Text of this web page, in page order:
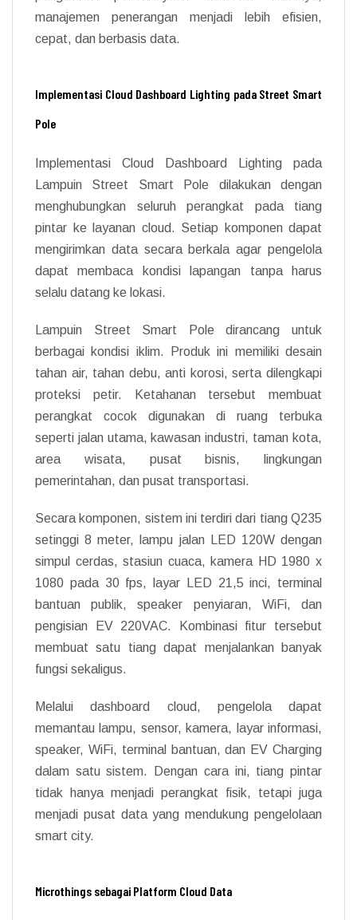
manajemen penerangan menjadi lebih efisien,
cepat, dan berbasis data.
Implementasi Cloud Dashboard Lighting pada Street Smart
Pole
Implementasi Cloud Dashboard Lighting pada
Lampuin Street Smart Pole dilakukan dengan
menghubungkan seluruh perangkat pada tiang
pintar ke layanan cloud. Setiap komponen dapat
mengirimkan data secara berkala agar pengelola
dapat membaca kondisi lapangan tanpa harus
selalu datang ke lokasi.
Lampuin Street Smart Pole dirancang untuk
berbagai kondisi iklim. Produk ini memiliki desain
tahan air, tahan debu, anti korosi, serta dilengkapi
proteksi petir. Ketahanan tersebut membuat
perangkat cocok digunakan di ruang terbuka
seperti jalan utama, kawasan industri, taman kota,
area wisata, pusat bisnis, lingkungan
pemerintahan, dan pusat transportasi.
Secara komponen, sistem ini terdiri dari tiang Q235
setinggi 8 meter, lampu jalan LED 120W dengan
simpul cerdas, stasiun cuaca, kamera HD 1980 x
1080 pada 30 fps, layar LED 21,5 inci, terminal
bantuan publik, speaker penyiaran, WiFi, dan
pengisian EV 220VAC. Kombinasi fitur tersebut
membuat satu tiang dapat menjalankan banyak
fungsi sekaligus.
Melalui dashboard cloud, pengelola dapat
memantau lampu, sensor, kamera, layar informasi,
speaker, WiFi, terminal bantuan, dan EV Charging
dalam satu sistem. Dengan cara ini, tiang pintar
tidak hanya menjadi perangkat fisik, tetapi juga
menjadi pusat data yang mendukung pengelolaan
smart city.
Microthings sebagai Platform Cloud Data